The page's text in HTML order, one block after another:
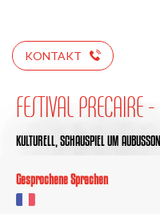
KONTAKT
FESTIVAL
KULTURELL, SCHAUSPIEL UM AUBUSSON
Gesprochene Sprachen